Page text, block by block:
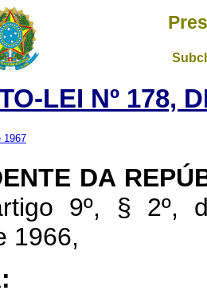
LEI Nº 178,
1967
DA
9º, § 2º,
1966,